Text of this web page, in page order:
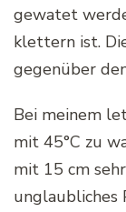
gewatet
klettern ist.
gegenüber
Bei meinem
mit 45°C zu
mit 15 cm
unglaubliches